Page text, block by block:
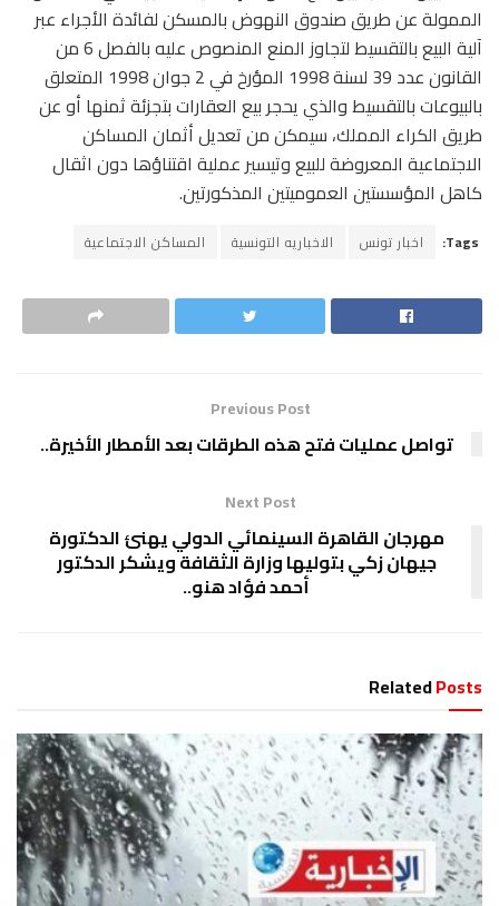
الممولة عن طريق صندوق النهوض بالمسكن لفائدة الأجراء عبر
آلية البيع بالتقسيط لتجاوز المنع المنصوص عليه بالفصل 6 من
القانون عدد 39 لسنة 1998 المؤرخ في 2 جوان 1998 المتعلق
بالبيوعات بالتقسيط والذي يحجر بيع العقارات بتجزئة ثمنها أو عن
طريق الكراء المملك، سيمكن من تعديل أثمان المساكن
الاجتماعية المعروضة للبيع وتيسير عملية اقتناؤها دون اثقال
كاهل المؤسستين العموميتين المذكورتين.
Tags: اخبار تونس الاخباريه التونسية المساكن الاجتماعية
Previous Post
تواصل عمليات فتح هذه الطرقات بعد الأمطار الأخيرة..
Next Post
مهرجان القاهرة السينمائي الدولي يهنئ الدكتورة
جيهان زكي بتوليها وزارة الثقافة ويشكر الدكتور
أحمد فؤاد هنو..
RelatedPosts